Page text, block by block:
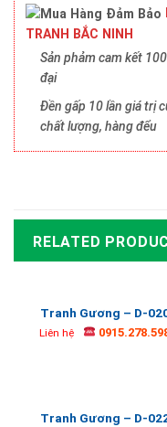
TRANH BẮC NINH
Sản phảm cam kết
đại
Đền gấp 10 lần giá trị
chất lượng, hàng đểu
RELATED
Tranh Gương – D-
Liên hệ
Tranh Gương – D-